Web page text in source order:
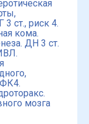
ст., риск 4.
кома.
ДН 3 ст.
мозга